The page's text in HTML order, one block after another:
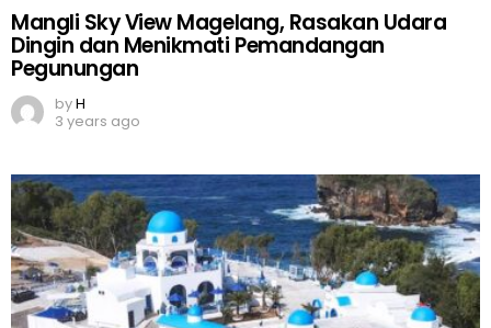
Mangli Sky View Magelang, Rasakan Udara
Dingin dan Menikmati Pemandangan
Pegunungan
byH
3 years ago